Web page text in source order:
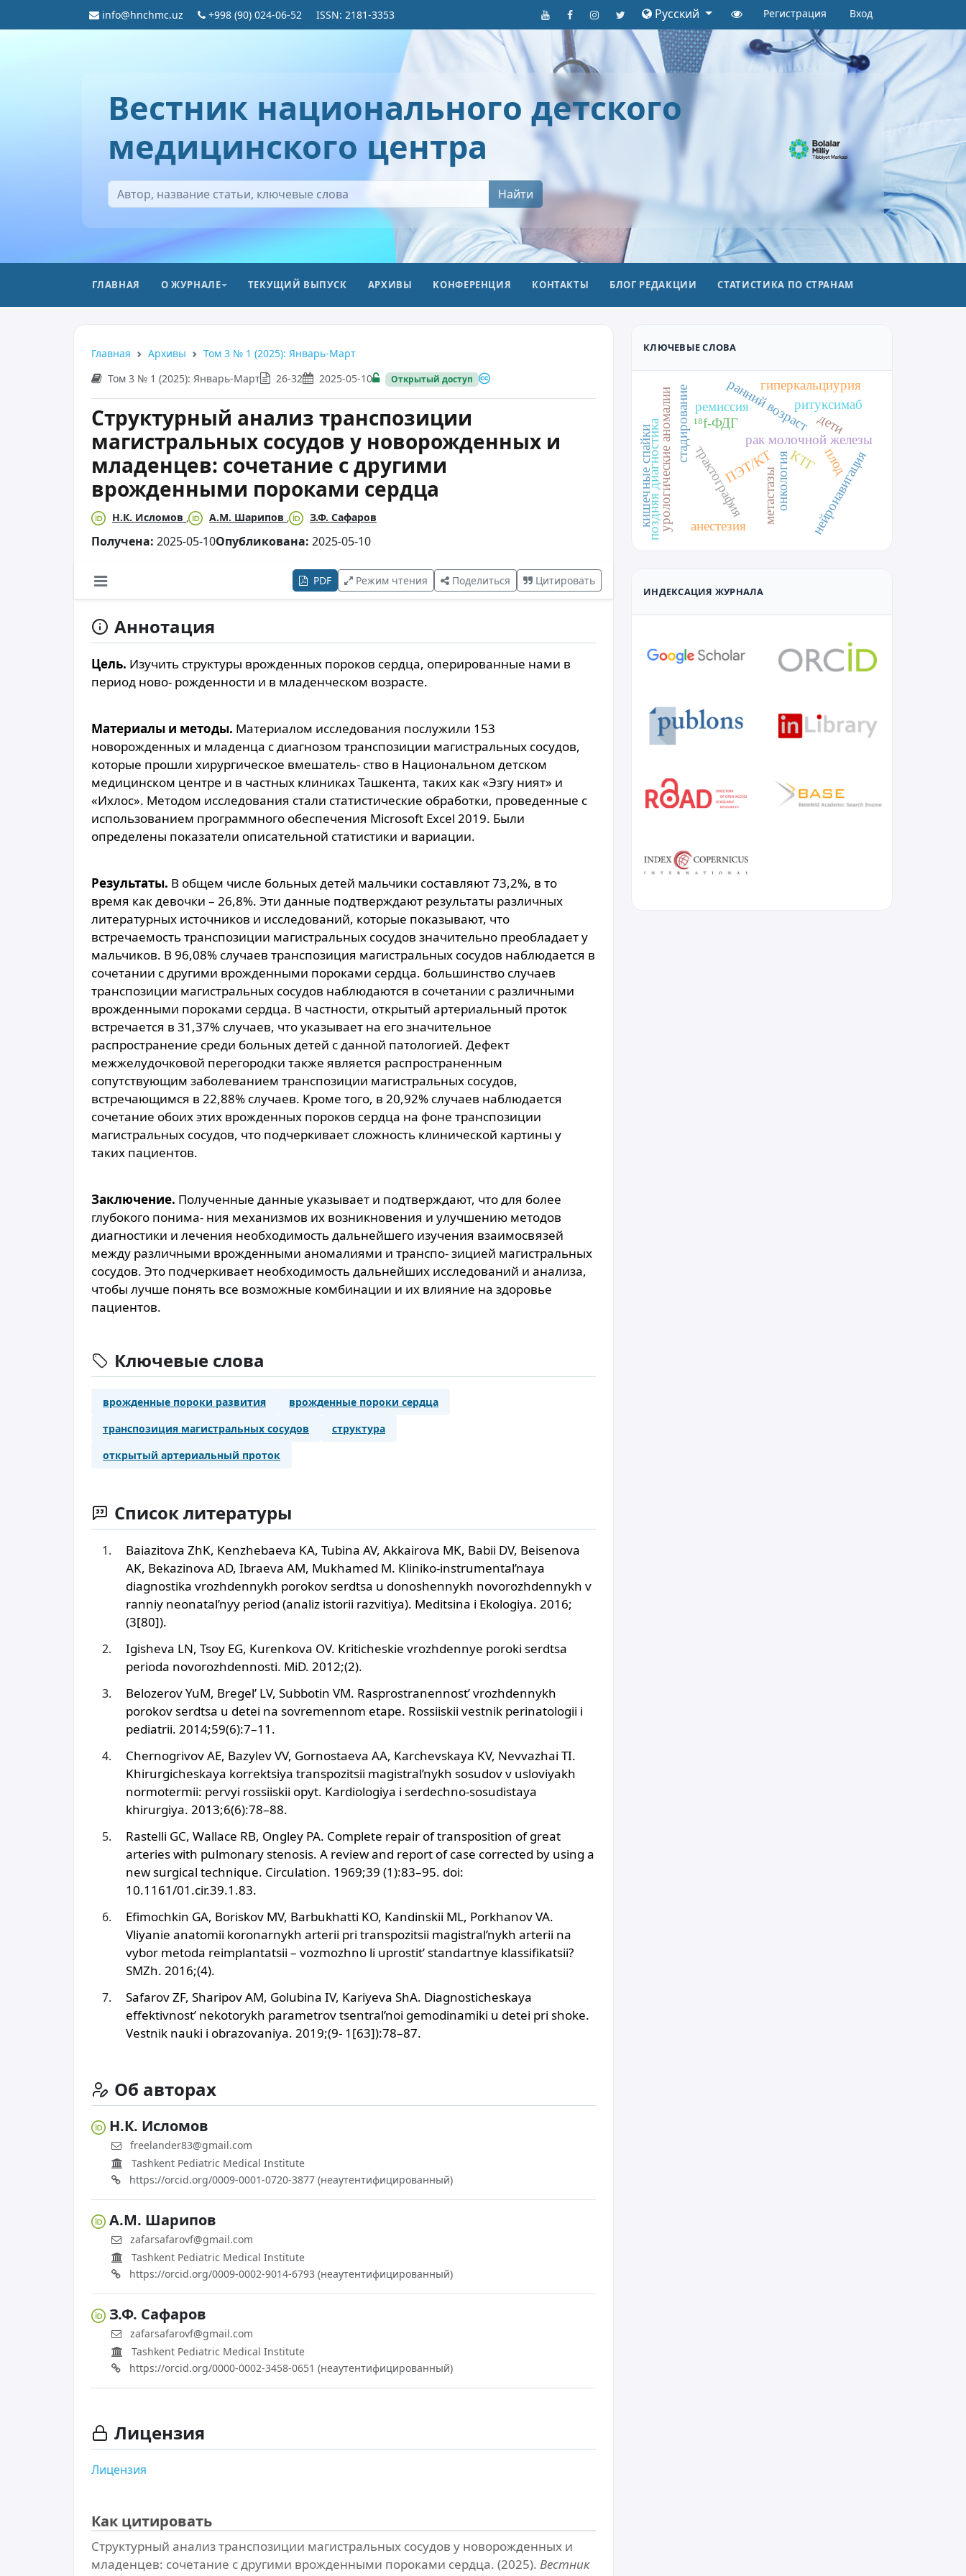
info@hnchmc.uz +998 (90) 024-06-52 ISSN: 2181-3353 Русский Регистрация Вход
Вестник национального детского
медицинского центра
Найти
ГЛАВНАЯ О ЖУРНАЛЕ ТЕКУЩИЙ ВЫПУСК АРХИВЫ KОНФЕРЕНЦИЯ КОНТАКТЫ БЛОГ РЕДАКЦИИ СТАТИСТИКА ПО СТРАНАМ
Главная Архивы
Том 3 № 1 (2025): Январь-Март
Том 3 № 1 (2025): Январь-Март
26-32 2025-05-10 Открытый доступ
Структурный анализ транспозиции
магистральных сосудов у новорожденных и
младенцев: сочетание с другими
врожденными пороками сердца
Н.К. Исломов А.М. Шарипов З.Ф. Сафаров
Получена: 2025-05-10Опубликована: 2025-05-10
PDF Режим чтения Поделиться Цитировать
Аннотация
Цель. Изучить структуры врожденных пороков сердца, оперированные нами в
период ново- рожденности и в младенческом возрасте.
Материалы и методы. Материалом исследования послужили 153
новорожденных и младенца с диагнозом транспозиции магистральных сосудов,
которые прошли хирургическое вмешатель- ство в Национальном детском
медицинском центре и в частных клиниках Ташкента, таких как «Эзгу ният» и
«Ихлос». Методом исследования стали статистические обработки, проведенные с
использованием программного обеспечения Microsoft Excel 2019. Были
определены показатели описательной статистики и вариации.
Результаты. В общем числе больных детей мальчики составляют 73,2%, в то
время как девочки – 26,8%. Эти данные подтверждают результаты различных
литературных источников и исследований, которые показывают, что
встречаемость транспозиции магистральных сосудов значительно преобладает у
мальчиков. В 96,08% случаев транспозиция магистральных сосудов наблюдается в
сочетании с другими врожденными пороками сердца. большинство случаев
транспозиции магистральных сосудов наблюдаются в сочетании с различными
врожденными пороками сердца. В частности, открытый артериальный проток
встречается в 31,37% случаев, что указывает на его значительное
распространение среди больных детей с данной патологией. Дефект
межжелудочковой перегородки также является распространенным
сопутствующим заболеванием транспозиции магистральных сосудов,
встречающимся в 22,88% случаев. Кроме того, в 20,92% случаев наблюдается
сочетание обоих этих врожденных пороков сердца на фоне транспозиции
магистральных сосудов, что подчеркивает сложность клинической картины у
таких пациентов.
Заключение. Полученные данные указывает и подтверждают, что для более
глубокого понима- ния механизмов их возникновения и улучшению методов
диагностики и лечения необходимость дальнейшего изучения взаимосвязей
между различными врожденными аномалиями и транспо- зицией магистральных
сосудов. Это подчеркивает необходимость дальнейших исследований и анализа,
чтобы лучше понять все возможные комбинации и их влияние на здоровье
пациентов.
Ключевые слова
врожденные пороки развития
врожденные пороки сердца
транспозиция магистральных сосудов
структура
открытый артериальный проток
Список литературы
Baiazitova ZhK, Kenzhebaeva KA, Tubina AV, Akkairova MK, Babii DV, Beisenova
AK, Bekazinova AD, Ibraeva AM, Mukhamed M. Kliniko-instrumental’naya
diagnostika vrozhdennykh porokov serdtsa u donoshennykh novorozhdennykh v
ranniy neonatal’nyy period (analiz istorii razvitiya). Meditsina i Ekologiya. 2016;
(3[80]).
Igisheva LN, Tsoy EG, Kurenkova OV. Kriticheskie vrozhdennye poroki serdtsa
perioda novorozhdennosti. MiD. 2012;(2).
Belozerov YuM, Bregel’ LV, Subbotin VM. Rasprostranennost’ vrozhdennykh
porokov serdtsa u detei na sovremennom etape. Rossiiskii vestnik perinatologii i
pediatrii. 2014;59(6):7–11.
Chernogrivov AE, Bazylev VV, Gornostaeva AA, Karchevskaya KV, Nevvazhai TI.
Khirurgicheskaya korrektsiya transpozitsii magistral’nykh sosudov v usloviyakh
normotermii: pervyi rossiiskii opyt. Kardiologiya i serdechno-sosudistaya
khirurgiya. 2013;6(6):78–88.
Rastelli GC, Wallace RB, Ongley PA. Complete repair of transposition of great
arteries with pulmonary stenosis. A review and report of case corrected by using a
new surgical technique. Circulation. 1969;39 (1):83–95. doi:
10.1161/01.cir.39.1.83.
Efimochkin GA, Boriskov MV, Barbukhatti KO, Kandinskii ML, Porkhanov VA.
Vliyanie anatomii koronarnykh arterii pri transpozitsii magistral’nykh arterii na
vybor metoda reimplantatsii – vozmozhno li uprostit’ standartnye klassifikatsii?
SMZh. 2016;(4).
Safarov ZF, Sharipov AM, Golubina IV, Kariyeva ShA. Diagnosticheskaya
effektivnost’ nekotorykh parametrov tsentral’noi gemodinamiki u detei pri shoke.
Vestnik nauki i obrazovaniya. 2019;(9- 1[63]):78–87.
Об авторах
Н.К. Исломов
freelander83@gmail.com
Tashkent Pediatric Medical Institute
https://orcid.org/0009-0001-0720-3877 (неаутентифицированный)
А.М. Шарипов
zafarsafarovf@gmail.com
Tashkent Pediatric Medical Institute
https://orcid.org/0009-0002-9014-6793 (неаутентифицированный)
З.Ф. Сафаров
zafarsafarovf@gmail.com
Tashkent Pediatric Medical Institute
https://orcid.org/0000-0002-3458-0651 (неаутентифицированный)
Лицензия
Лицензия
Как цитировать
Структурный анализ транспозиции магистральных сосудов у новорожденных и
младенцев: сочетание с другими врожденными пороками сердца. (2025). Вестник
КЛЮЧЕВЫЕ СЛОВА
рак молочной железы
ПЭТ/КТ
¹⁸f-ФДГ
метастазы
стадирование
онкология
трактография нейронавигация
дети
ранний возраст
гиперкальциурия
урологические аномалии
поздняя диагностика
кишечные спайки
ритуксимаб
ремиссия
плод
КТГ
анестезия
ИНДЕКСАЦИЯ ЖУРНАЛА